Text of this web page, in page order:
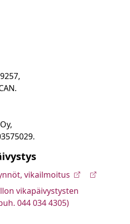
vikailmoitus
vikapäivystysten
044 034 4305)